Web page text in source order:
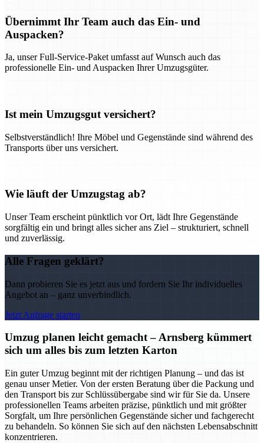
Übernimmt Ihr Team auch das Ein- und
Auspacken?
Ja, unser Full-Service-Paket umfasst auf Wunsch auch das
professionelle Ein- und Auspacken Ihrer Umzugsgüter.
Ist mein Umzugsgut versichert?
Selbstverständlich! Ihre Möbel und Gegenstände sind während des
Transports über uns versichert.
Wie läuft der Umzugstag ab?
Unser Team erscheint pünktlich vor Ort, lädt Ihre Gegenstände
sorgfältig ein und bringt alles sicher ans Ziel – strukturiert, schnell
und zuverlässig.
Alle Fragen geklärt?
Dann probieren Sie es jetzt aus und fordern Sie Ihr individuelles
Angebot an – ganz unverbindlich.
Jetzt Anfrage starten
Umzug planen leicht gemacht – Arnsberg kümmert
sich um alles bis zum letzten Karton
Ein guter Umzug beginnt mit der richtigen Planung – und das ist
genau unser Metier. Von der ersten Beratung über die Packung und
den Transport bis zur Schlüssübergabe sind wir für Sie da. Unsere
professionellen Teams arbeiten präzise, pünktlich und mit größter
Sorgfalt, um Ihre persönlichen Gegenstände sicher und fachgerecht
zu behandeln. So können Sie sich auf den nächsten Lebensabschnitt
konzentrieren.